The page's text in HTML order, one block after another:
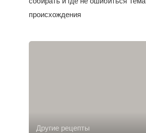
происхождения
Другие рецепты